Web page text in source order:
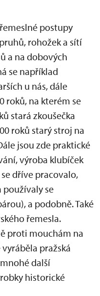
postupy
rohožek a sítí
a na dobových
se například
u nás, dále
roků, na kterém se
stará zkoušečka
roků starý stroj na
jsou zde praktické
výroba klubíček
dříve pracovalo,
používaly se
a podobně. Také
řemesla.
proti mouchám na
pražská
další
historické